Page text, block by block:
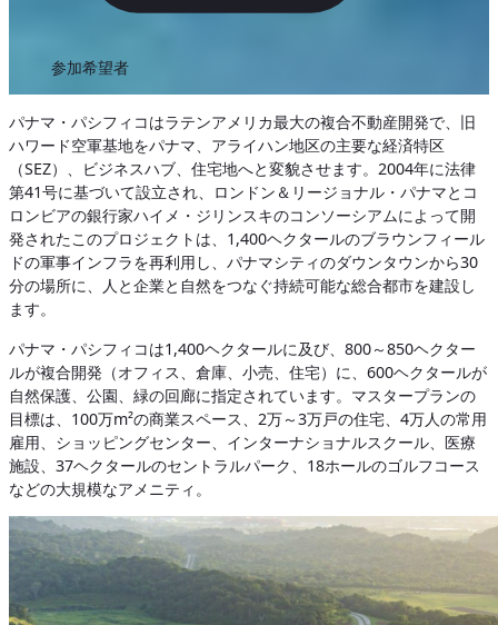
参加希望者
パナマ・パシフィコはラテンアメリカ最大の複合不動産開発で、旧
ハワード空軍基地をパナマ、アライハン地区の主要な経済特区
（SEZ）、ビジネスハブ、住宅地へと変貌させます。2004年に法律
第41号に基づいて設立され、ロンドン＆リージョナル・パナマとコ
ロンビアの銀行家ハイメ・ジリンスキのコンソーシアムによって開
発されたこのプロジェクトは、1,400ヘクタールのブラウンフィール
ドの軍事インフラを再利用し、パナマシティのダウンタウンから30
分の場所に、人と企業と自然をつなぐ持続可能な総合都市を建設し
ます。
パナマ・パシフィコは1,400ヘクタールに及び、800～850ヘクター
ルが複合開発（オフィス、倉庫、小売、住宅）に、600ヘクタールが
自然保護、公園、緑の回廊に指定されています。マスタープランの
目標は、100万m²の商業スペース、2万～3万戸の住宅、4万人の常用
雇用、ショッピングセンター、インターナショナルスクール、医療
施設、37ヘクタールのセントラルパーク、18ホールのゴルフコース
などの大規模なアメニティ。